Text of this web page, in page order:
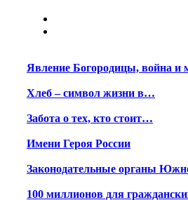
Явление Богородицы, война и
Хлеб – символ жизни в…
Забота о тех, кто стоит…
Имени Героя России
Законодательные органы
100 миллионов для